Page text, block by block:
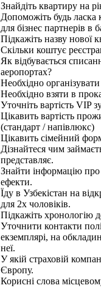
Знайдіть квартиру на
Допоможіть будь
для бізнес партнерів в
Підкажіть назву нової
Скільки коштує
Як відбувається
аеропортах?
Необхідно
Необхідно взяти в
Уточніть вартість VIP
Цікавить вартість
(стандарт / напівлюкс)
Цікавить сімейний
Дізнайтеся чим
представляє.
Знайти інформацію про
ефекти.
Їду в Узбекістан на
для 2х чоловіків.
Підкажіть хронологію
Уточнити контакти
екземплярі, на
неї.
У якій страховій
Європу.
Корисні слова